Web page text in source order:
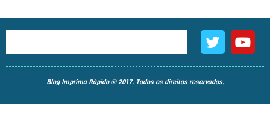
Blog Imprima Rápido © 2017. Todos os direitos reservados.